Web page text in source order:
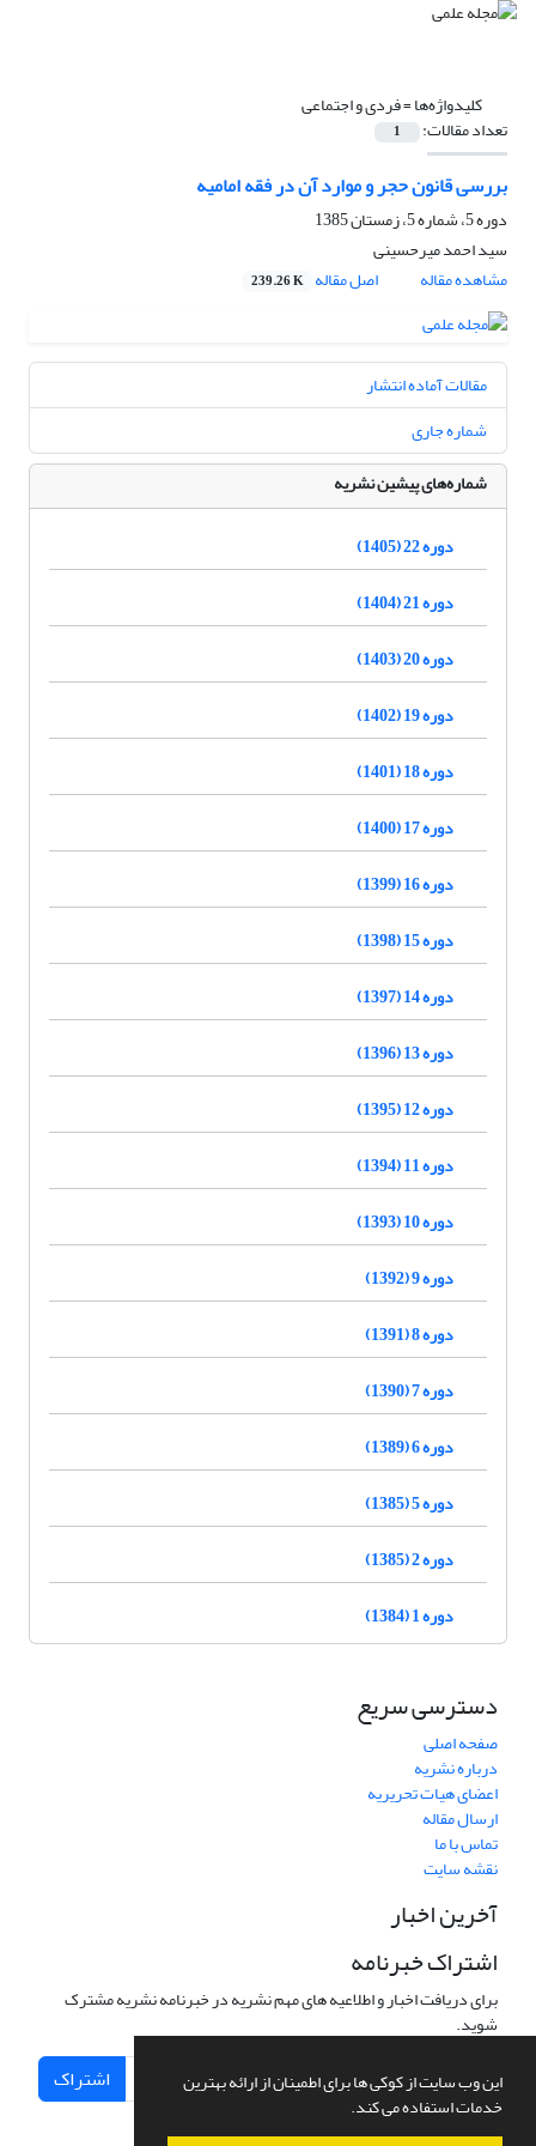
این وب سایت از کوکی ها برای اطمینان از ارائه بهترین
خدمات استفاده می کند.
کلیدواژه‌ها =فردی و اجتماعی
تعداد مقالات: 1
بررسی قانون حجر و موارد آن در فقه امامیه
دوره 5، شماره 5، زمستان 1385
سید احمد میرحسینی
مشاهده مقاله
اصل مقاله 239.26 K
مقالات آماده انتشار
شماره جاری
شماره‌های پیشین نشریه
دوره 22 (1405)
دوره 21 (1404)
دوره 20 (1403)
دوره 19 (1402)
دوره 18 (1401)
دوره 17 (1400)
دوره 16 (1399)
دوره 15 (1398)
دوره 14 (1397)
دوره 13 (1396)
دوره 12 (1395)
دوره 11 (1394)
دوره 10 (1393)
دوره 9 (1392)
دوره 8 (1391)
دوره 7 (1390)
دوره 6 (1389)
دوره 5 (1385)
دوره 2 (1385)
دوره 1 (1384)
دسترسی سریع
صفحه اصلی
درباره نشریه
اعضای هیات تحریریه
ارسال مقاله
تماس با ما
نقشه سایت
آخرین اخبار
اشتراک خبرنامه
برای دریافت اخبار و اطلاعیه های مهم نشریه در خبرنامه نشریه مشترک
شوید.
اشتراک